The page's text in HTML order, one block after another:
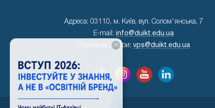
Адреса: 03110, м. Київ, вул. Солом'янська, 7
E-mail: info@duikt.edu.ua
Скринька довіри: vps@duikt.edu.ua
×